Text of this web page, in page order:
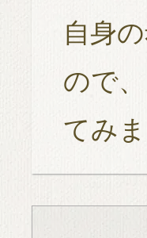
自身
ので
てみま